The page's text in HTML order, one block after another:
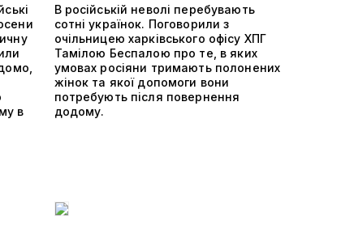
в
В російській неволі перебувають
сотні українок. Поговорили з
очільницею харківського офісу ХПГ
Тамілою Беспалою про те, в яких
умовах росіяни тримають полонених
жінок та якої допомоги вони
потребують після повернення
додому.